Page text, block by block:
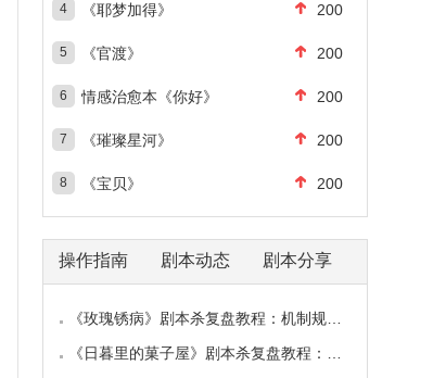
4 《耶梦加得》 200
5 《官渡》 200
6 情感治愈本《你好》 200
7 《璀璨星河》 200
8 《宝贝》 200
操作指南 剧本动态 剧本分享
《玫瑰锈病》剧本杀复盘教程：机制规则线索/真
《日暮里的菓子屋》剧本杀复盘教程：线索解析